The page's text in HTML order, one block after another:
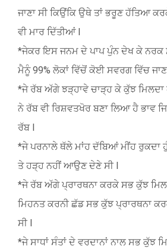
ਜਾਣਾ ਸੀ ਕਿਉਂਕਿ ਉਥੇ ਤਾਂ ਭਰੂਣ ਹੱਤਿਆ
ਵੀ ਮਾਰ ਦਿੱਤੀਆਂ l
*ਜੇਕਰ ਇਸ ਜਨਮ ਦੇ ਪਾਪ ਪੁੰਨ ਦੇਖ ਕੇ ਨਰਕ
ਮੈਨੂੰ 99% ਲੋਕਾਂ ਵਿੱਚੋਂ ਕੋਈ ਸਵਰਗ ਵਿੱਚ ਜਾਣ
*ਜੇ ਰੱਬ ਅੱਗੇ ਝੜ੍ਹਾਵੇ ਚਾੜ੍ਹ ਕੇ ਕੁੱਝ
ਨੇ ਰੱਬ ਵੀ ਰਿਸ਼ਵਤਖੋਰ ਬਣਾ ਲਿਆ ਹੈ ਭਾਵ
ਰੱਬ l
*ਜੇ ਪਰਨਾਲੇ ਥੱਲੇ ਮਾਂਹ ਦੱਬਿਆਂ ਮੀਂਹ ਰੁਕਦਾ
ਤੇ ਹੜ੍ਹ ਨਹੀਂ ਆਉਣ ਦੇਣੇ ਸੀ l
*ਜੇ ਰੱਬ ਅੱਗੇ ਪ੍ਰਾਰਥਨਾ ਕਰਕੇ ਸਭ ਕੁੱਝ
ਮਿਹਨਤ ਕਰਨੀ ਛੱਡ ਸਭ ਕੁੱਝ ਪ੍ਰਾਰਥਨਾ
ਸੀ l
*ਜੇ ਸਾਧਾਂ ਸੰਤਾਂ ਦੇ ਵਰਦਾਨਾਂ ਨਾਲ ਸਭ ਕੁੱਝ